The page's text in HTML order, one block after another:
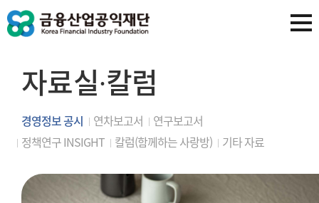
자료실∙칼럼
경영정보 공시 연차보고서
연구보고서
정책연구 INSIGHT
칼럼(함께하는 사랑방) 기타 자료